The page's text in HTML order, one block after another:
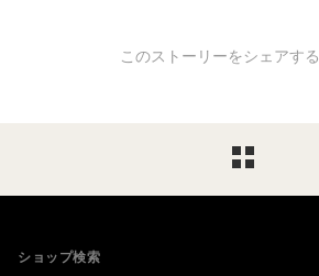
このストーリーをシェアする
Footer
ショップ検索